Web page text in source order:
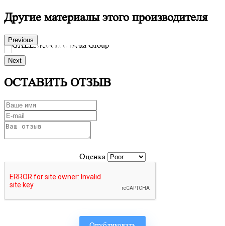
Другие материалы этого производителя
Previous
GALLERIA
Производитель:
Next
ОСТАВИТЬ ОТЗЫВ
Оценка